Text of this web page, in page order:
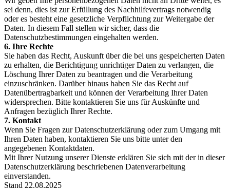
sei denn, dies ist zur Erfüllung des Nachhilfevertrags notwendig
oder es besteht eine gesetzliche Verpflichtung zur Weitergabe der
Daten. In diesem Fall stellen wir sicher, dass die
Datenschutzbestimmungen eingehalten werden.
6. Ihre Rechte
Sie haben das Recht, Auskunft über die bei uns gespeicherten Daten
zu erhalten, die Berichtigung unrichtiger Daten zu verlangen, die
Löschung Ihrer Daten zu beantragen und die Verarbeitung
einzuschränken. Darüber hinaus haben Sie das Recht auf
Datenübertragbarkeit und können der Verarbeitung Ihrer Daten
widersprechen. Bitte kontaktieren Sie uns für Auskünfte und
Anfragen bezüglich Ihrer Rechte.
7. Kontakt
Wenn Sie Fragen zur Datenschutzerklärung oder zum Umgang mit
Ihren Daten haben, kontaktieren Sie uns bitte unter den
angegebenen Kontaktdaten.
Mit Ihrer Nutzung unserer Dienste erklären Sie sich mit der in dieser
Datenschutzerklärung beschriebenen Datenverarbeitung
einverstanden.
Stand 22.08.2025